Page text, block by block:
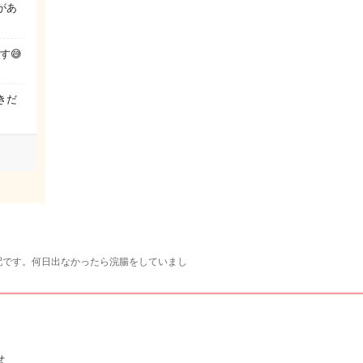
あ
😅
だ
す。何日出なかったら浣腸をしていまし